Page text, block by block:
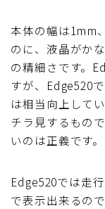
本体の幅は1mm
のに、液晶がか
の精細さです。
すが、Edge520
は相当向上して
チラ見するもの
いのは正義です。
Edge520では走
で表示出来るの